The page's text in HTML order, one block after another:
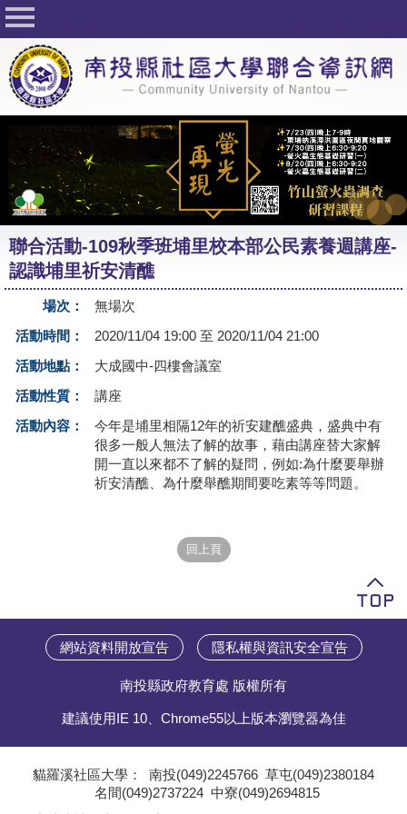
回首頁
關於社大
公佈欄
行事曆
最新活動
活動花絮
課程一覽表
志工與社團
社大學習Q&A
友站連結
網路選課
聯合活動-109秋季班埔里校本部公民素養週講座-
認識埔里祈安清醮
場次：
無場次
活動時間：
2020/11/04 19:00 至 2020/11/04 21:00
活動地點：
大成國中-四樓會議室
活動性質：
講座
活動內容：
今年是埔里相隔12年的祈安建醮盛典，盛典中有
很多一般人無法了解的故事，藉由講座替大家解
開一直以來都不了解的疑問，例如:為什麼要舉辦
祈安清醮、為什麼舉醮期間要吃素等等問題。
網站資料開放宣告 隱私權與資訊安全宣告
南投縣政府教育處 版權所有
建議使用IE 10、Chrome55以上版本瀏覽器為佳
貓羅溪社區大學： 南投(049)2245766 草屯(049)2380184
名間(049)2737224 中寮(049)2694815